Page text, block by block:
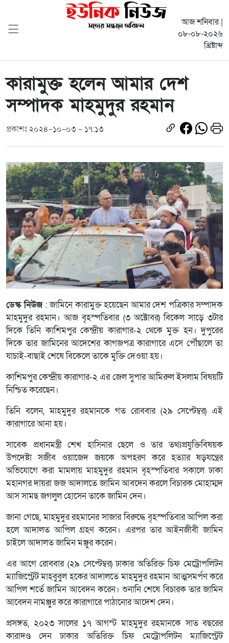
আজ শনিবার |
০৮-০৮-২০২৬
খ্রিষ্টাব্দ
কারামুক্ত হলেন আমার দেশ
সম্পাদক মাহমুদুর রহমান
প্রকাশঃ ২০২৪-১০-০৩ - ১৭:১৩
ডেস্ক নিউজ: জামিনে কারামুক্ত হয়েছেন আমার দেশ পত্রিকার সম্পাদক
মাহমুদুর রহমান। আজ বৃহস্পতিবার (৩ অক্টোবর) বিকেল সাড়ে ৩টার
দিকে তিনি কাশিমপুর কেন্দ্রীয় কারাগার-২ থেকে মুক্ত হন। দুপুরের
দিকে তার জামিনের আদেশের কাগজপত্র কারাগারে এসে পৌঁছালে তা
যাচাই-বাছাই শেষে বিকেলে তাকে মুক্তি দেওয়া হয়।
কাশিমপুর কেন্দ্রীয় কারাগার-২ এর জেল সুপার আমিরুল ইসলাম বিষয়টি
নিশ্চিত করেছেন।
তিনি বলেন, মাহমুদুর রহমানকে গত রোববার (২৯ সেপ্টেম্বর) এই
কারাগারে আনা হয়।
সাবেক প্রধানমন্ত্রী শেখ হাসিনার ছেলে ও তার তথ্যপ্রযুক্তিবিষয়ক
উপদেষ্টা সজীব ওয়াজেদ জয়কে অপহরণ করে হত্যার ষড়যন্ত্রের
অভিযোগে করা মামলায় মাহমুদুর রহমান বৃহস্পতিবার সকালে ঢাকা
মহানগর দায়রা জজ আদালতে জামিন আবদেন করলে বিচারক মোহাম্মদ
আস সামছ জগলুল হোসেন তাকে জামিন দেন।
জানা গেছে, মাহমুদুর রহমানের সাজার বিরুদ্ধে বৃহস্পতিবার আপিল করা
হলে আদালত আপিল গ্রহণ করেন। এরপর তার আইনজীবী জামিন
চাইলে আদালত জামিন মঞ্জুর করেন।
এর আগে রোববার (২৯ সেপ্টেম্বর) ঢাকার অতিরিক্ত চিফ মেট্রোপলিটন
ম্যাজিস্ট্রেট মাহবুবুল হকের আদালতে মাহমুদুর রহমান আত্মসমর্পণ করে
আপিল শর্তে জামিন আবেদন করেন। শুনানি শেষে বিচারক তার জামিন
আবেদন নামঞ্জুর করে কারাগারে পাঠানোর আদেশ দেন।
প্রসঙ্গত, ২০২৩ সালের ১৭ আগস্ট মাহমুদুর রহমানকে সাত বছরের
কারাদণ্ড দেন ঢাকার অতিরিক্ত চিফ মেট্রোপলিটন ম্যাজিস্ট্রেট